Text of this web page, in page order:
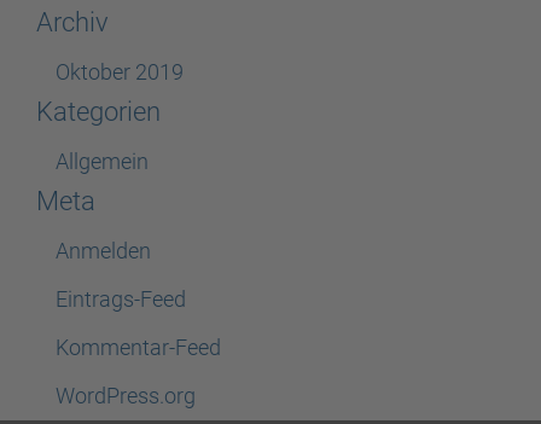
Archiv
Oktober 2019
Kategorien
Allgemein
Meta
Anmelden
Eintrags-Feed
Kommentar-Feed
WordPress.org